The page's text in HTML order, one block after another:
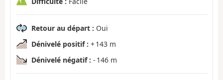
Retour au départ : Oui
Dénivelé positif : + 143 m
Dénivelé négatif : - 146 m